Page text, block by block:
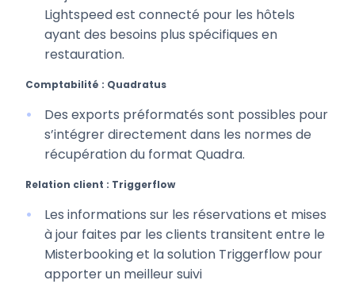
Lightspeed est connecté pour les hôtels
ayant des besoins plus spécifiques en
restauration.
Comptabilité : Quadratus
Des exports préformatés sont possibles pour
s’intégrer directement dans les normes de
récupération du format Quadra.
Relation client : Triggerflow
Les informations sur les réservations et mises
à jour faites par les clients transitent entre le
Misterbooking et la solution Triggerflow pour
apporter un meilleur suivi